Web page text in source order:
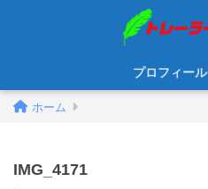
プロフィール
ホーム
IMG_4171